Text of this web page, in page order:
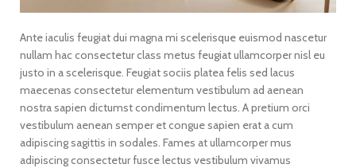
Ante iaculis feugiat dui magna mi scelerisque euismod nascetur
nullam hac consectetur class metus feugiat ullamcorper nisl eu
justo in a scelerisque. Feugiat sociis platea felis sed lacus
maecenas consectetur elementum vestibulum ad aenean
nostra sapien dictumst condimentum lectus. A pretium orci
vestibulum aenean semper et congue sapien erat a cum
adipiscing sagittis in sodales. Fames at ullamcorper mus
adipiscing consectetur fusce lectus vestibulum vivamus